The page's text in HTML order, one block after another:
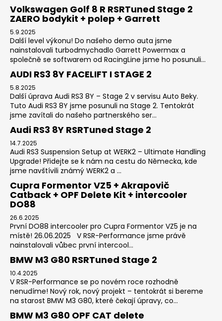
Volkswagen Golf 8 R RSRTuned Stage 2
ZAERO bodykit + polep + Garrett
5.9.2025
Další level výkonu! Do našeho demo auta jsme
nainstalovali turbodmychadlo Garrett Powermax a
společně se softwarem od RacingLine jsme ho posunuli...
AUDI RS3 8Y FACELIFT I STAGE 2
5.8.2025
Další úprava Audi RS3 8Y – Stage 2 v servisu Auto Beky.
Tuto Audi RS3 8Y jsme posunuli na Stage 2. Tentokrát
jsme zavítali do našeho partnerského ser...
Audi RS3 8Y RSRTuned Stage 2
14.7.2025
Audi RS3 Suspension Setup at WERK2 – Ultimate Handling
Upgrade! Přidejte se k nám na cestu do Německa, kde
jsme navštívili známý WERK2 a ...
Cupra Formentor VZ5 + Akrapovič
Catback + OPF Delete Kit + intercooler
DO88
26.6.2025
První DO88 intercooler pro Cupra Formentor VZ5 je na
místě! 26.06.2025 V RSR-Performance jsme právě
nainstalovali vůbec první intercool...
BMW M3 G80 RSRTuned Stage 2
10.4.2025
V RSR-Performance se po novém roce rozhodně
nenudíme! Nový rok, nový projekt – tentokrát si bereme
na starost BMW M3 G80, které čekají úpravy, co...
BMW M3 G80 OPF CAT delete